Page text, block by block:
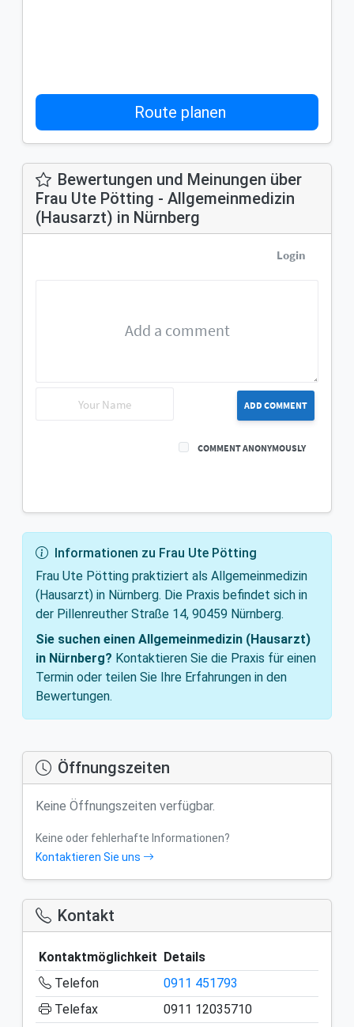
Route planen
Bewertungen und Meinungen über
Frau Ute Pötting - Allgemeinmedizin
(Hausarzt) in Nürnberg
Login
ADD COMMENT
COMMENT ANONYMOUSLY
Informationen zu Frau Ute Pötting
Frau Ute Pötting praktiziert als Allgemeinmedizin
(Hausarzt) in Nürnberg. Die Praxis befindet sich in
der Pillenreuther Straße 14, 90459 Nürnberg.
Sie suchen einen Allgemeinmedizin (Hausarzt)
in Nürnberg? Kontaktieren Sie die Praxis für einen
Termin oder teilen Sie Ihre Erfahrungen in den
Bewertungen.
Öffnungszeiten
Keine Öffnungszeiten verfügbar.
Keine oder fehlerhafte Informationen?
Kontaktieren Sie uns
Kontakt
Kontaktmöglichkeit
Details
Telefon
0911 451793
Telefax
0911 12035710